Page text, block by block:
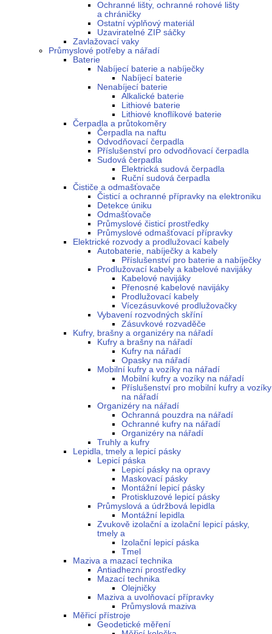
Ochranné lišty, ochranné rohové lišty
a chráničky
Ostatní výplňový materiál
Uzaviratelné ZIP sáčky
Zavlažovací vaky
Průmyslové potřeby a nářadí
Baterie
Nabíjecí baterie a nabíječky
Nabíjecí baterie
Nenabíjecí baterie
Alkalické baterie
Lithiové baterie
Lithiové knoflíkové baterie
Čerpadla a průtokoměry
Čerpadla na naftu
Odvodňovací čerpadla
Příslušenství pro odvodňovací čerpadla
Sudová čerpadla
Elektrická sudová čerpadla
Ruční sudová čerpadla
Čističe a odmašťovače
Čisticí a ochranné přípravky na elektroniku
Detekce úniku
Odmašťovače
Průmyslové čisticí prostředky
Průmyslové odmašťovací přípravky
Elektrické rozvody a prodlužovací kabely
Autobaterie, nabíječky a kabely
Příslušenství pro baterie a nabíječky
Prodlužovací kabely a kabelové navijáky
Kabelové navijáky
Přenosné kabelové navijáky
Prodlužovací kabely
Vícezásuvkové prodlužovačky
Vybavení rozvodných skříní
Zásuvkové rozvaděče
Kufry, brašny a organizéry na nářadí
Kufry a brašny na nářadí
Kufry na nářadí
Opasky na nářadí
Mobilní kufry a vozíky na nářadí
Mobilní kufry a vozíky na nářadí
Příslušenství pro mobilní kufry a vozíky
na nářadí
Organizéry na nářadí
Ochranná pouzdra na nářadí
Ochranné kufry na nářadí
Organizéry na nářadí
Truhly a kufry
Lepidla, tmely a lepicí pásky
Lepicí páska
Lepicí pásky na opravy
Maskovací pásky
Montážní lepicí pásky
Protiskluzové lepicí pásky
Průmyslová a údržbová lepidla
Montážní lepidla
Zvukově izolační a izolační lepicí pásky,
tmely a
Izolační lepicí páska
Tmel
Maziva a mazací technika
Antiadhezní prostředky
Mazací technika
Olejničky
Maziva a uvolňovací přípravky
Průmyslová maziva
Měřicí přístroje
Geodetické měření